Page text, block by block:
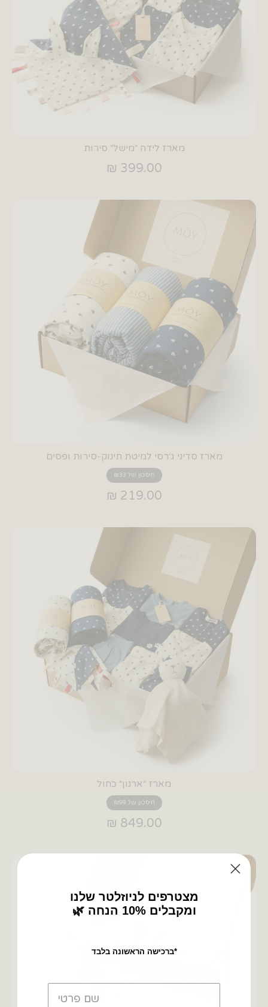
מארז לידה ״מישל״ סירות
399.00 ₪
מארז סדיני ג׳רסי למיטת תינוק-סירות ופסים
חיסכון של ₪33
219.00 ₪
מארז ״ארנון״ כחול
חיסכון של ₪99
849.00 ₪
מצטרפים לניוזלטר שלנו
🌿 ומקבלים 10% הנחה
ברכישה הראשונה בלבד*